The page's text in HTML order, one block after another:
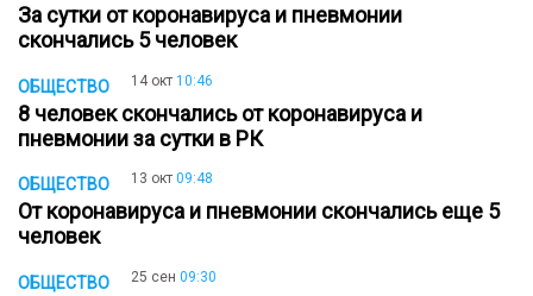
За сутки от коронавируса и пневмонии
скончались 5 человек
ОБЩЕСТВО 14 окт 10:46
8 человек скончались от коронавируса и
пневмонии за сутки в РК
ОБЩЕСТВО 13 окт 09:48
От коронавируса и пневмонии скончались еще 5
человек
ОБЩЕСТВО 25 сен 09:30